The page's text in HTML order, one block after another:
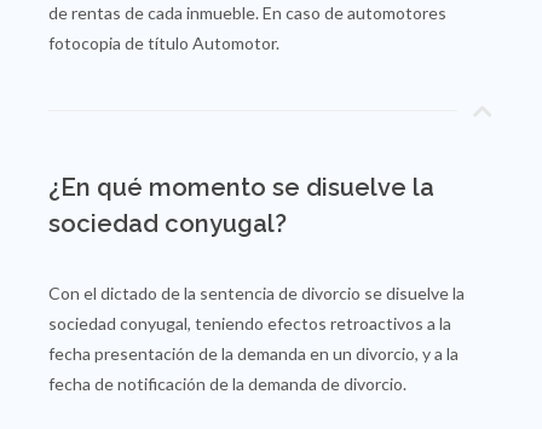
de rentas de cada inmueble. En caso de automotores
fotocopia de título Automotor.
¿En qué momento se disuelve la
sociedad conyugal?
Con el dictado de la sentencia de divorcio se disuelve la
sociedad conyugal, teniendo efectos retroactivos a la
fecha presentación de la demanda en un divorcio, y a la
fecha de notificación de la demanda de divorcio.